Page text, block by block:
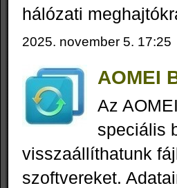
hálózati
2025. november 5. 17:25
AOMEI
Az
speciális
visszaállíthatunk
szoftvereket.